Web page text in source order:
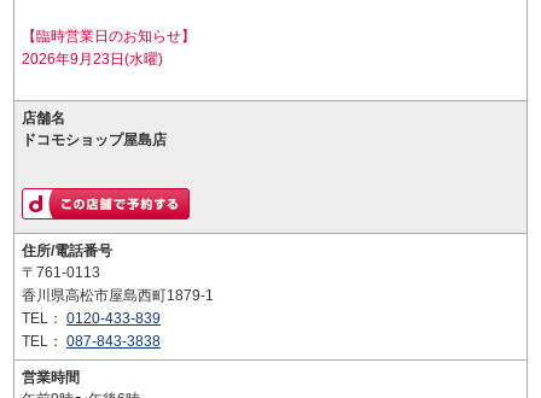
【臨時営業日のお知らせ】
2026年9月23日(水曜)
店舗名
ドコモショップ屋島店
住所/電話番号
〒761-0113
香川県高松市屋島西町1879-1
TEL： 0120-433-839
TEL： 087-843-3838
営業時間